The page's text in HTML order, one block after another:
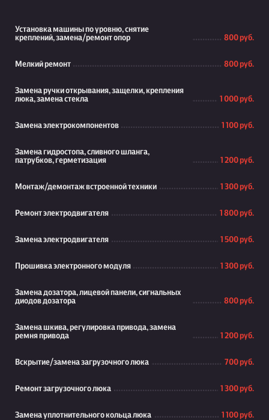
Установка машины по уровню, снятие
креплений, замена/ремонт опор
800 руб.
Мелкий ремонт 800 руб.
Замена ручки открывания, защелки, крепления
люка, замена стекла
1 000 руб.
Замена электрокомпонентов 1 100 руб.
Замена гидростопа, сливного шланга,
патрубков, герметизация
1 200 руб.
Монтаж/демонтаж встроенной техники 1 300 руб.
Ремонт электродвигателя 1 800 руб.
Замена электродвигателя 1 500 руб.
Прошивка электронного модуля 1 300 руб.
Замена дозатора, лицевой панели, сигнальных
диодов дозатора
800 руб.
Замена шкива, регулировка привода, замена
ремня привода
1 200 руб.
Вскрытие/замена загрузочного люка 700 руб.
Ремонт загрузочного люка 1 300 руб.
Замена уплотнительного кольца люка 1 100 руб.